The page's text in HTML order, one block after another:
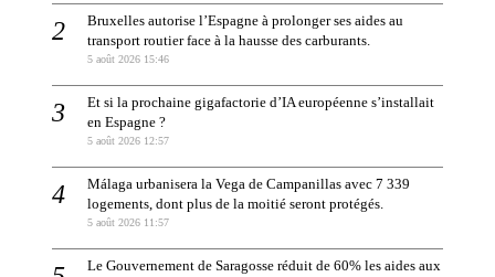
Bruxelles autorise l’Espagne à prolonger ses aides au
transport routier face à la hausse des carburants.
5 août 2026 15:46
Et si la prochaine gigafactorie d’IA européenne s’installait
en Espagne ?
5 août 2026 12:57
Málaga urbanisera la Vega de Campanillas avec 7 339
logements, dont plus de la moitié seront protégés.
5 août 2026 11:57
Le Gouvernement de Saragosse réduit de 60% les aides aux